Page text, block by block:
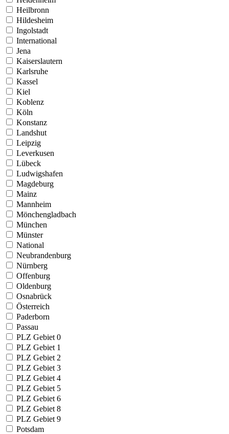
Heilbronn
Hildesheim
Ingolstadt
International
Jena
Kaiserslautern
Karlsruhe
Kassel
Kiel
Koblenz
Köln
Konstanz
Landshut
Leipzig
Leverkusen
Lübeck
Ludwigshafen
Magdeburg
Mainz
Mannheim
Mönchengladbach
München
Münster
National
Neubrandenburg
Nürnberg
Offenburg
Oldenburg
Osnabrück
Österreich
Paderborn
Passau
PLZ Gebiet 0
PLZ Gebiet 1
PLZ Gebiet 2
PLZ Gebiet 3
PLZ Gebiet 4
PLZ Gebiet 5
PLZ Gebiet 6
PLZ Gebiet 8
PLZ Gebiet 9
Potsdam